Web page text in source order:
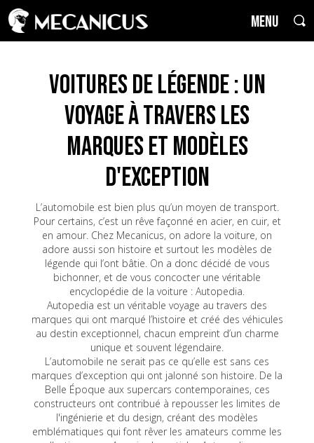
MENU
Voitures de Légende : un
voyage à travers les
marques et modèles
d'exception
L’automobile est bien plus qu’un moyen de transport.
Pour certains, c’est un rêve façonné en acier, en cuir, et
en amour. Chez Mecanicus, on adore la voiture, on
adore aussi son histoire et surtout les modèles de
légende qui l’ont bâtie. On a donc décidé de vous
bichonner, et de vous concocter une véritable
encyclopédie de la voiture : Autopedia.
Autopedia est un véritable voyage au travers des
marques qui ont marqué l’histoire et créé des véhicules
au destin exceptionnel, chacun empreint d’un charme
unique et souvent légendaire.
L’automobile ne serait pas ce qu’elle est sans ces
marques d’exception qui ont jalonné son histoire. De la
Belle Époque aux supercars contemporaines, ces
constructeurs ont contribué à repousser les limites de
l'ingénierie et du design, créant des modèles
emblématiques qui font rêver les amateurs comme les